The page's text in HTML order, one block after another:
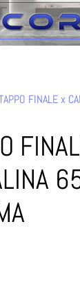
FINALE x